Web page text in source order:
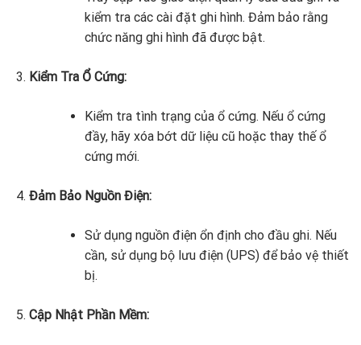
kiểm tra các cài đặt ghi hình. Đảm bảo rằng
chức năng ghi hình đã được bật.
Kiểm Tra Ổ Cứng:
Kiểm tra tình trạng của ổ cứng. Nếu ổ cứng
đầy, hãy xóa bớt dữ liệu cũ hoặc thay thế ổ
cứng mới.
Đảm Bảo Nguồn Điện:
Sử dụng nguồn điện ổn định cho đầu ghi. Nếu
cần, sử dụng bộ lưu điện (UPS) để bảo vệ thiết
bị.
Cập Nhật Phần Mềm: